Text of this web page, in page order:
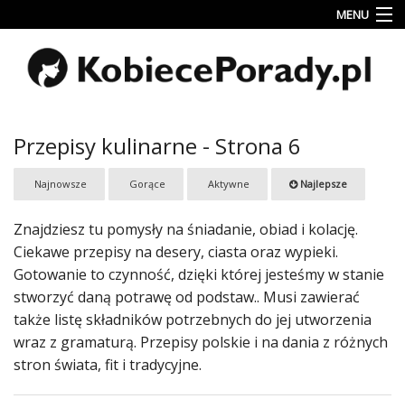
MENU
Uroda
Miłość
Rodzina
Dziecko
Przepisy
kulinarne
Kobiece
Wyznania
Wnętrza
Fitness
Przepisy kulinarne - Strona 6
Najnowsze Gorące Aktywne Najlepsze
Znajdziesz tu pomysły na śniadanie, obiad i kolację.
Ciekawe przepisy na desery, ciasta oraz wypieki.
Gotowanie to czynność, dzięki której jesteśmy w stanie
stworzyć daną potrawę od podstaw.. Musi zawierać
także listę składników potrzebnych do jej utworzenia
wraz z gramaturą. Przepisy polskie i na dania z różnych
stron świata, fit i tradycyjne.